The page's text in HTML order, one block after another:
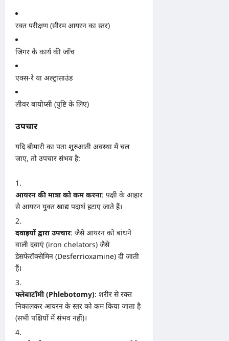
रक्त परीक्षण (सीरम आयरन का स्तर)
जिगर के कार्य की जाँच
एक्स-रे या अल्ट्रासाउंड
लीवर बायोप्सी (पुष्टि के लिए)
उपचार
यदि बीमारी का पता शुरुआती अवस्था में चल
जाए, तो उपचार संभव है:
आयरन की मात्रा को कम करना: पक्षी के आहार
से आयरन युक्त खाद्य पदार्थ हटाए जाते हैं।
दवाइयों द्वारा उपचार: जैसे आयरन को बांधने
वाली दवाएं (iron chelators) जैसे
डेसफेरॉक्सेमिन (Desferrioxamine) दी जाती
हैं।
फ्लेबाटॉमी (Phlebotomy): शरीर से रक्त
निकालकर आयरन के स्तर को कम किया जाता है
(सभी पक्षियों में संभव नहीं)।